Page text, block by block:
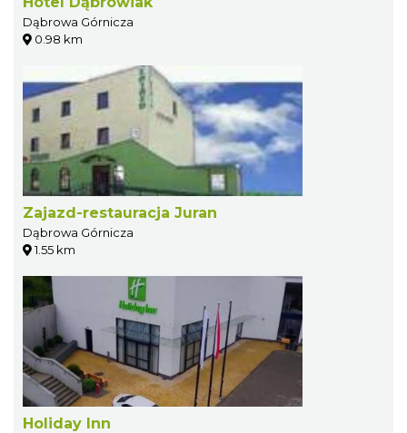
Dąbrowa Górnicza
0.98 km
Zajazd-restauracja Juran
Dąbrowa Górnicza
1.55 km
Holiday Inn